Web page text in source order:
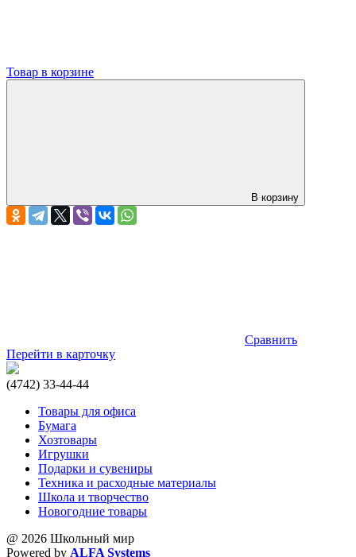
Товар в корзине
В корзину
Сравнить
Перейти в карточку
(4742) 33-44-44
Товары для офиса
Бумага
Хозтовары
Игрушки
Подарки и сувениры
Техника и расходные материалы
Школа и творчество
Новогодние товары
@ 2026 Школьный мир
Powered by ALFA Systems